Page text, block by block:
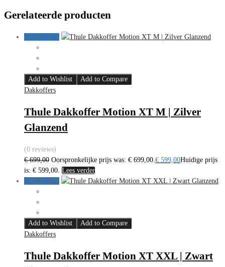
Gerelateerde producten
Aanbieding!
Add to Wishlist
Add to Compare
Dakkoffers
Thule Dakkoffer Motion XT M | Zilver
Glanzend
(0 reviews)
€699,00 Oorspronkelijke prijs was: € 699,00.€ 599,00Huidige prijs
is: € 599,00. Lees verder
Aanbieding!
Add to Wishlist
Add to Compare
Dakkoffers
Thule Dakkoffer Motion XT XXL | Zwart